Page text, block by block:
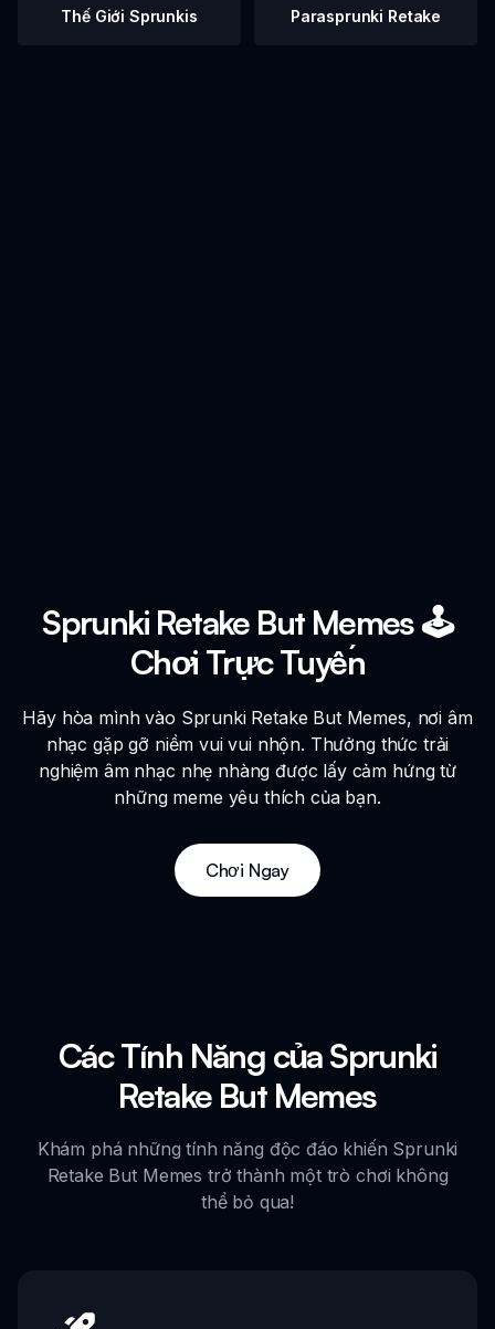
Thế Giới Sprunkis Parasprunki Retake
Sprunki Retake But Memes 🕹️
Chơi Trực Tuyến
Hãy hòa mình vào Sprunki Retake But Memes, nơi âm
nhạc gặp gỡ niềm vui vui nhộn. Thưởng thức trải
nghiệm âm nhạc nhẹ nhàng được lấy cảm hứng từ
những meme yêu thích của bạn.
Chơi Ngay
Các Tính Năng của Sprunki
Retake But Memes
Khám phá những tính năng độc đáo khiến Sprunki
Retake But Memes trở thành một trò chơi không
thể bỏ qua!